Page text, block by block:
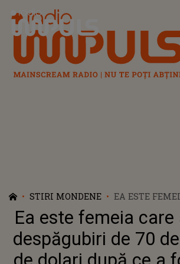
Radio Impuls
STIRI MONDENE
EA ESTE
OBȚINUT
DE MILIOANE
CE A FOST
UN AUTOBUZ
Ea este femeia
despăgubiri de 70